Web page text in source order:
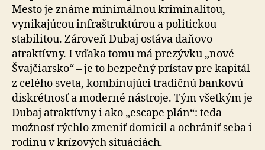
Mesto je známe mi­ni­mál­nou kriminalitou,
vynikajúcou infraštruktúrou a po­li­tic­kou
stabilitou. Zároveň Dubaj ostáva daňovo
atraktívny. I vďaka tomu má prezývku „nové
Švajčiarsko“ – je to bezpečný prístav pre kapitál
z celého sveta, kombinujúci tradičnú bankovú
diskrétnosť a moderné nástroje. Tým všetkým je
Dubaj atraktívny i ako „escape plán“: teda
možnosť rýchlo zmeniť domicil a ochrániť seba i
rodinu v krízových situáciách.